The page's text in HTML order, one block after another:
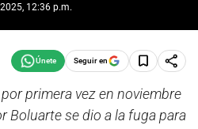
12:36 p.m.
Seguir en
primera vez en noviembre
Boluarte se dio a la fuga para